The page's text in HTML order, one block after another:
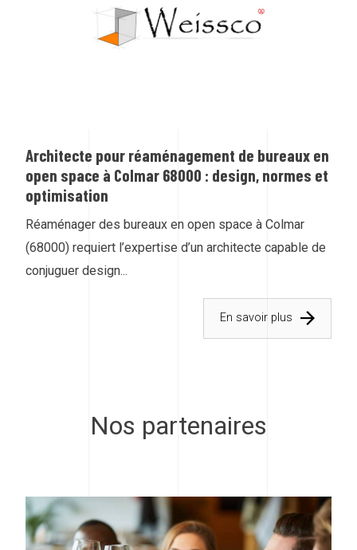
Architecte pour réaménagement de bureaux en
open space à Colmar 68000 : design, normes et
optimisation
Réaménager des bureaux en open space à Colmar
(68000) requiert l’expertise d’un architecte capable de
conjuguer design...
En savoir plus
Nos partenaires